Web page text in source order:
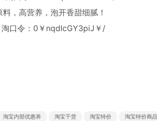
，高营养，泡开香甜细腻！
口令：0￥nqdIcGY3piJ￥/
淘宝内部优惠券 淘宝干货 淘宝特价
淘宝特价商品